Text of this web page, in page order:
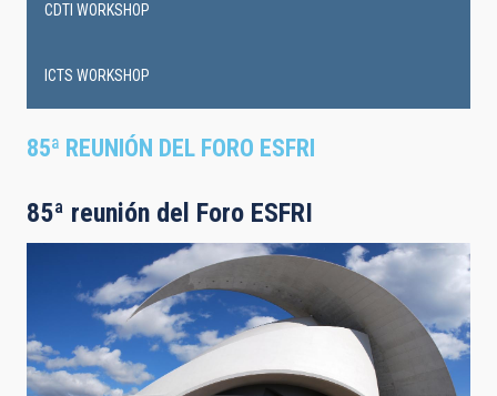
85ª REUNIÓN DEL FORO ESFRI
85ª reunión del Foro ESFRI
CDTI WORKSHOP
ICTS WORKSHOP